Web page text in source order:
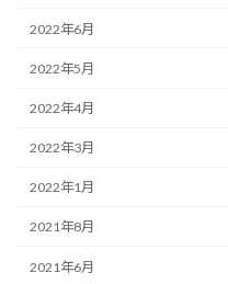
2022年6月
2022年5月
2022年4月
2022年3月
2022年1月
2021年8月
2021年6月